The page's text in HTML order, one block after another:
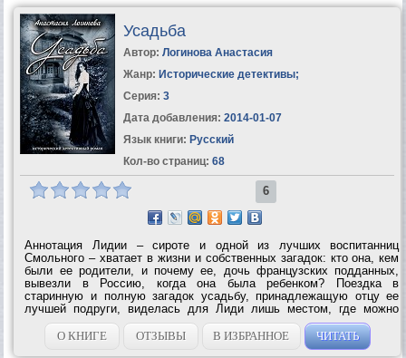
Усадьба
Автор: Логинова Анастасия
Жанр: Исторические детективы;
Серия: 3
Дата добавления: 2014-01-07
Язык книги: Русский
Кол-во страниц: 68
6
Аннотация Лидии – сироте и одной из лучших воспитанниц
Смольного – хватает в жизни и собственных загадок: кто она, кем
были ее родители, и почему ее, дочь французских подданных,
вывезли в Россию, когда она была ребенком? Поездка в
старинную и полную загадок усадьбу, принадлежащую отцу ее
лучшей подруги, виделась для Лиди лишь местом, где можно
попрактиковаться в решении задачек «на сообразительность».
Ведь Лиди не может, в силу...
О КНИГЕ ОТЗЫВЫ В ИЗБРАННОЕ ЧИТАТЬ